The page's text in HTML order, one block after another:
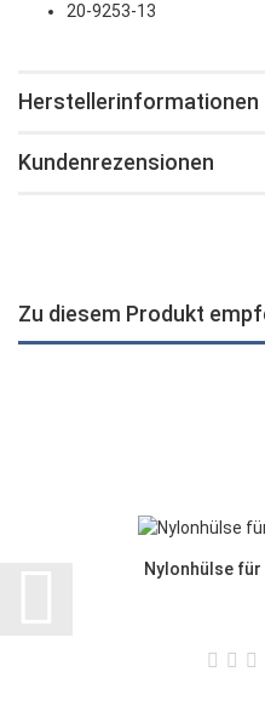
20-9253-13
Herstellerinformationen
Kundenrezensionen
Zu diesem Produkt
Nylonhülse